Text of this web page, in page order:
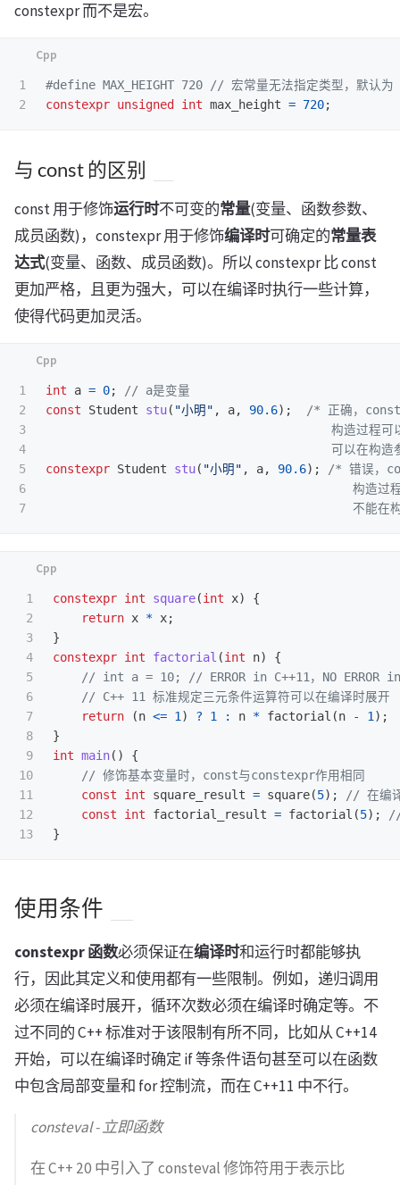
constexpr 而不是宏。
1
constexpr unsigned int max_height = 720;
与 const 的区别
const 用于修饰运行时不可变的常量(变量、函数参数、
成员函数)，constexpr 用于修饰编译时可确定的常量表
达式(变量、函数、成员函数)。所以 constexpr 比 const
更加严格，且更为强大，可以在编译时执行一些计算，
使得代码更加灵活。
1
2
3
4
5
6
int a = 0;
// a是变量
const
Student stu( "小明" , a, 90.6);
/* 正确，const
构造过程可
可以在构造
constexpr Student stu( "小明" , a, 90.6);
/* 错误，
构造过程
不能在构
1
2
3
4
5
6
7
8
9
10
11
12
constexpr int square(int x)
{
return x * x;
}
constexpr int factorial (int n)
{
// int a = 10; // ERROR in C++11，NO ERROR in
// C++ 11 标准规定三元条件运算符可以在编译时展开
return
(n <= 1 ) ? 1 : n * factorial (n - 1 );
}
int main()
{
// 修饰基本变量时，const与constexpr作用相同
const
int square_result = square(5);
// 在编
const
int factorial_result = factorial (5);
//
}
使用条件
constexpr 函数必须保证在编译时和运行时都能够执
行，因此其定义和使用都有一些限制。例如，递归调用
必须在编译时展开，循环次数必须在编译时确定等。不
过不同的 C++ 标准对于该限制有所不同，比如从 C++14
开始，可以在编译时确定 if 等条件语句甚至可以在函数
中包含局部变量和 for 控制流，而在 C++11 中不行。
consteval - 立即函数
在 C++ 20 中引入了 consteval 修饰符用于表示比